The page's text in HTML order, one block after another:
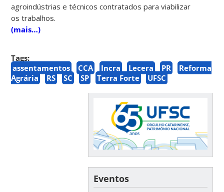
agroindústrias e técnicos contratados para viabilizar
os trabalhos.
(mais…)
Tags:
assentamentos
CCA Incra Lecera PR
Reforma
Agrária
RS SC SP Terra Forte UFSC
Eventos